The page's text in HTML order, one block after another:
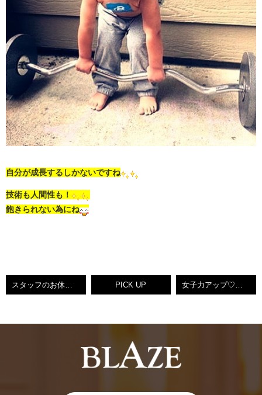
自分が成長するしかないですね
技術も人間性も！
飽きられない為にね
スタッフのお休みのお知らせ♪ PICK UP 女子力アップ♡ＰＡＲＴ2♡ARTISTBOX♡KEIKO